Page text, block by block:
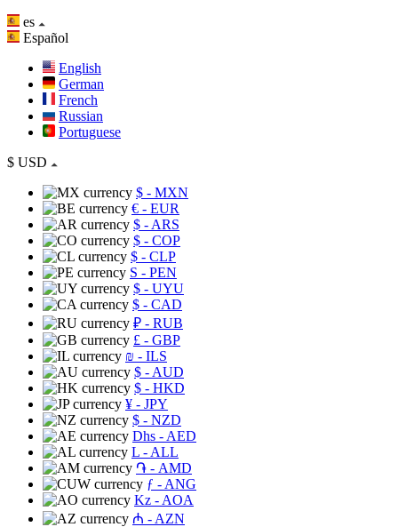
es
Español
English
German
French
Russian
Portuguese
$ USD
$ - MXN
€ - EUR
$ - ARS
$ - COP
$ - CLP
S - PEN
$ - UYU
$ - CAD
₽ - RUB
£ - GBP
₪ - ILS
$ - AUD
$ - HKD
¥ - JPY
$ - NZD
Dhs - AED
L - ALL
֏ - AMD
ƒ - ANG
Kz - AOA
₼ - AZN